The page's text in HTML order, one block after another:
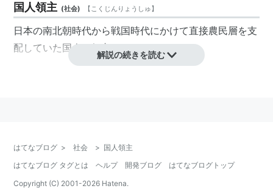
国人領主 (社会) 【こくじんりょうしゅ】
日本の南北朝時代から戦国時代にかけて直接農民層を支
配していた国人の領主のこと。
解説の続きを読む
はてなブログ > 社会 > 国人領主
はてなブログ タグとは
ヘルプ 開発ブログ
はてなブログトップ
Copyright (C) 2001-2026 Hatena.